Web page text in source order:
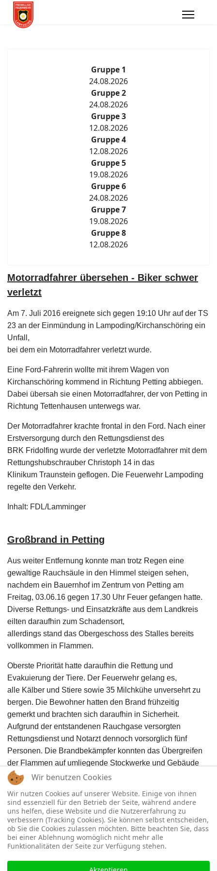
Gruppe 1
24.08.2026
Gruppe 2
24.08.2026
Gruppe 3
12.08.2026
Gruppe 4
12.08.2026
Gruppe 5
19.08.2026
Gruppe 6
24.08.2026
Gruppe 7
19.08.2026
Gruppe 8
12.08.2026
Motorradfahrer übersehen - Biker schwer
verletzt
Am 7. Juli 2016 ereignete sich gegen 19:10 Uhr auf der TS
23 an der Einmündung in Lampoding/Kirchanschöring ein
Unfall,
bei dem ein Motorradfahrer verletzt wurde.
Eine Ford-Fahrerin wollte mit ihrem Wagen von
Kirchanschöring kommend in Richtung Petting abbiegen.
Dabei übersah sie einen Motorradfahrer, der von Petting in
Richtung Tettenhausen unterwegs war.
Der Motorradfahrer krachte frontal in den Ford. Nach einer
Erstversorgung durch den Rettungsdienst des
BRK Fridolfing wurde der verletzte Motorradfahrer mit dem
Rettungshubschrauber Christoph 14 in das
Klinikum Traunstein geflogen. Die Feuerwehr Lampoding
regelte den Verkehr.
Inhalt: FDL/Lamminger
Großbrand in Petting
Aus weiter Entfernung konnte man trotz Regen eine
gewaltige Rauchsäule in den Himmel steigen sehen,
nachdem ein Bauernhof im Zentrum von Petting am
Freitag, 03.06.16 gegen 17.30 Uhr Feuer gefangen hatte.
Diverse Rettungs- und Einsatzkräfte aus dem Landkreis
eilten daraufhin zum Schadensort,
allerdings stand das Obergeschoss des Stalles bereits
vollkommen in Flammen.
Oberste Priorität hatte daraufhin die Rettung und
Evakuierung der Tiere. Der Feuerwehr gelang es,
alle Kälber und Stiere sowie 35 Milchkühe unversehrt zu
bergen. Die Bewohner hatten den Brand frühzeitig
gemerkt und brachten sich daraufhin in Sicherheit.
Aufgrund der entstandenen Rauchgase versorgten
Rettungsdienst und Notarzt dennoch vorsorglich fünf
Personen. Die Brandbekämpfer konnten das Übergreifen
der Flammen auf umliegende Stockwerke und Gebäude
verhindern.
Inhalt: Martin Wiegand
Wir benutzen Cookies
Wir nutzen Cookies auf unserer Website. Einige von ihnen
sind essenziell für den Betrieb der Seite, während andere
uns helfen, diese Website und die Nutzererfahrung zu
verbessern (Tracking Cookies). Sie können selbst entscheiden,
ob Sie die Cookies zulassen möchten. Bitte beachten Sie, dass
bei einer Ablehnung womöglich nicht mehr alle
Funktionalitäten der Seite zur Verfügung stehen.